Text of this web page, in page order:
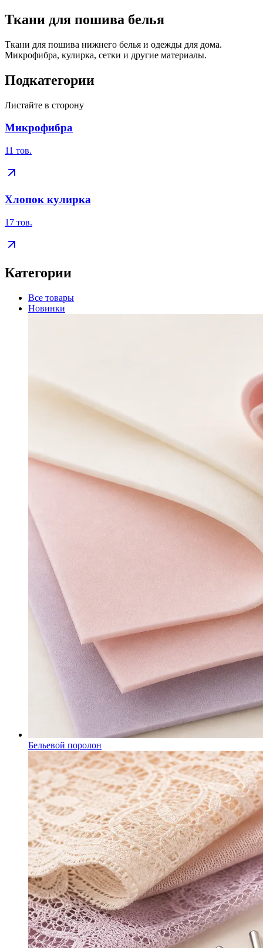
Ткани для пошива белья
Ткани для пошива нижнего белья и одежды для дома.
Микрофибра, кулирка, сетки и другие материалы.
Подкатегории
Листайте в сторону
Микрофибра
11 тов.
Хлопок кулирка
17 тов.
Категории
Все товары
Новинки
Бельевой поролон